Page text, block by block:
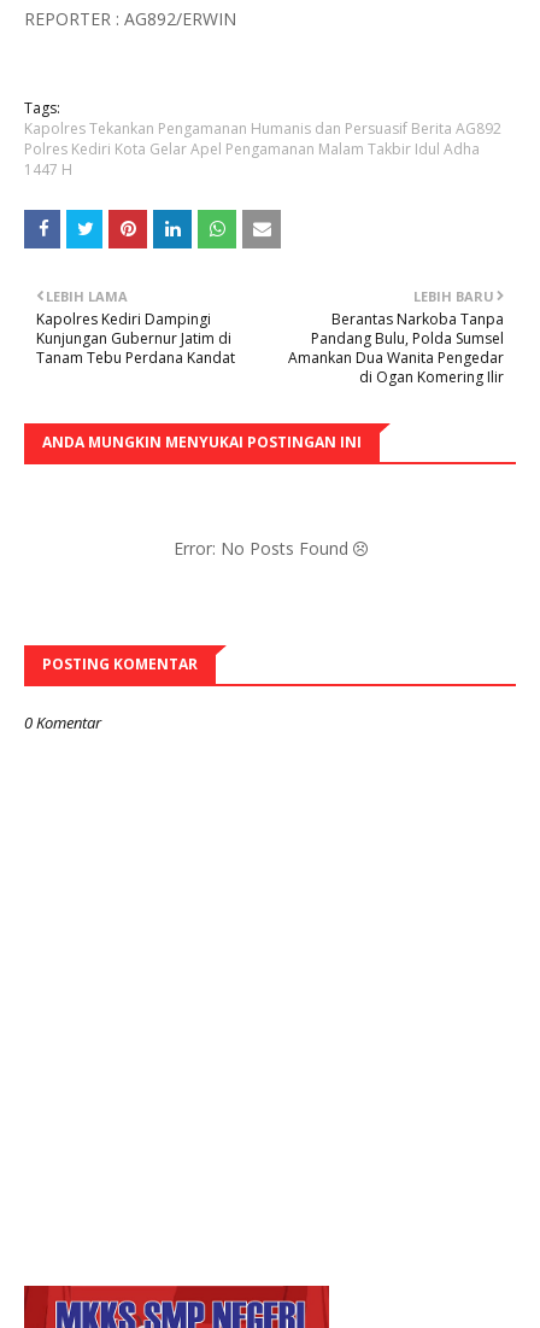
REPORTER : AG892/ERWIN
Tags:
Kapolres Tekankan Pengamanan Humanis dan Persuasif Berita AG892
Polres Kediri Kota Gelar Apel Pengamanan Malam Takbir Idul Adha
1447 H
LEBIH BARU
Berantas Narkoba Tanpa
Pandang Bulu, Polda Sumsel
Amankan Dua Wanita Pengedar
di Ogan Komering Ilir
LEBIH LAMA
Kapolres Kediri Dampingi
Kunjungan Gubernur Jatim di
Tanam Tebu Perdana Kandat
ANDA MUNGKIN MENYUKAI POSTINGAN INI
Error: No Posts Found
POSTING KOMENTAR
0 Komentar